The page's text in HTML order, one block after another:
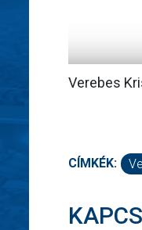
Verebes
CÍMKÉK: